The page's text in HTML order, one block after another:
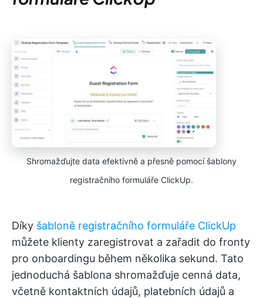
Shromažďujte data efektivně a přesně pomocí šablony
registračního formuláře ClickUp.
Díky šabloně registračního formuláře ClickUp
můžete klienty zaregistrovat a zařadit do fronty
pro onboardingu během několika sekund. Tato
jednoduchá šablona shromažďuje cenná data,
včetně kontaktních údajů, platebních údajů a